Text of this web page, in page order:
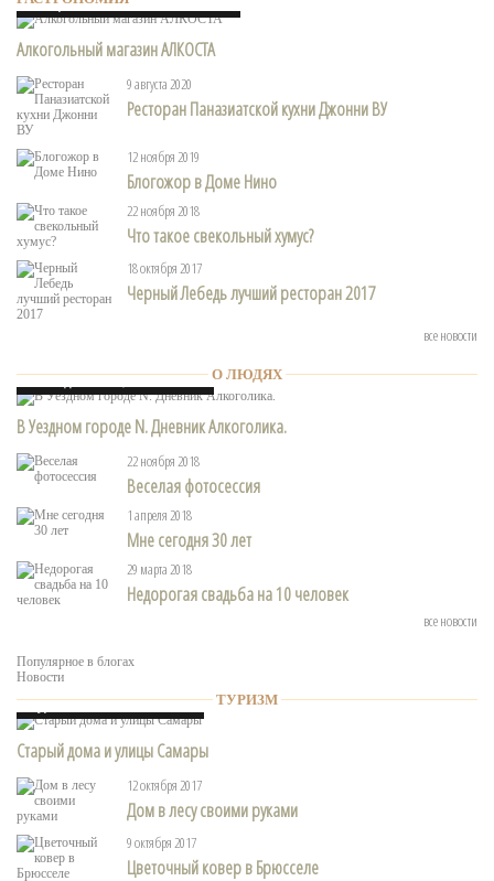
все новости
Алкогольный магазин АЛКОСТА
9 августа 2020
Ресторан Паназиатской кухни Джонни ВУ
12 ноября 2019
Блогожор в Доме Нино
22 ноября 2018
Что такое свекольный хумус?
18 октября 2017
Черный Лебедь лучший ресторан 2017
О ЛЮДЯХ
все новости
О людях 14 августа 2020
В Уездном городе N. Дневник Алкоголика.
22 ноября 2018
Веселая фотосессия
1 апреля 2018
Мне сегодня 30 лет
29 марта 2018
Недорогая свадьба на 10 человек
Популярное в блогах
Новости
ТУРИЗМ
Туризм 15 апреля 2018
Старый дома и улицы Самары
12 октября 2017
Дом в лесу своими руками
9 октября 2017
Цветочный ковер в Брюсcеле